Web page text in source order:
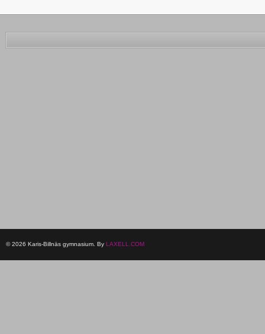
© 2026 Karis-Billnäs gymnasium. By LAXELL.COM